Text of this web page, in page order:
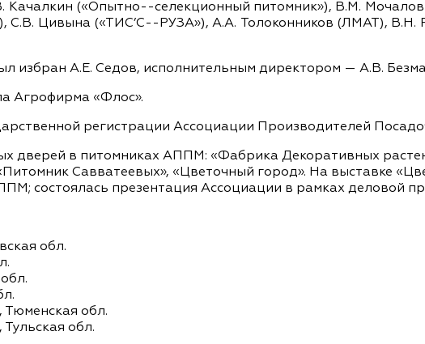
Качалкин («Опытно--селекционный питомник»), В.М.
С.В. Цивына («ТИС’С--РУЗА»), А.А. Толоконников (ЛМАТ), В.Н.
А.Е. Седов, исполнительным директором — А.В.
Агрофирма «Флос».
регистрации Ассоциации Производителей
дверей в питомниках АППМ: «Фабрика Декоративных
Савватеевых», «Цветочный город». На выставке
состоялась презентация Ассоциации в рамках деловой
обл.
обл.
обл.